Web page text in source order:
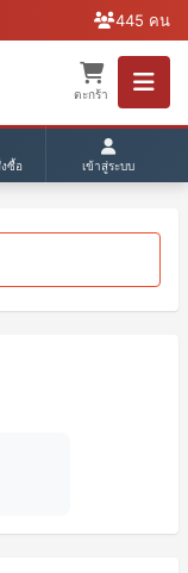
445 คน
ตะกร้า
ซื้อ เข้าสู่ระบบ